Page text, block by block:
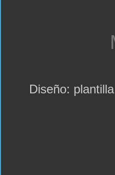
Diseño: